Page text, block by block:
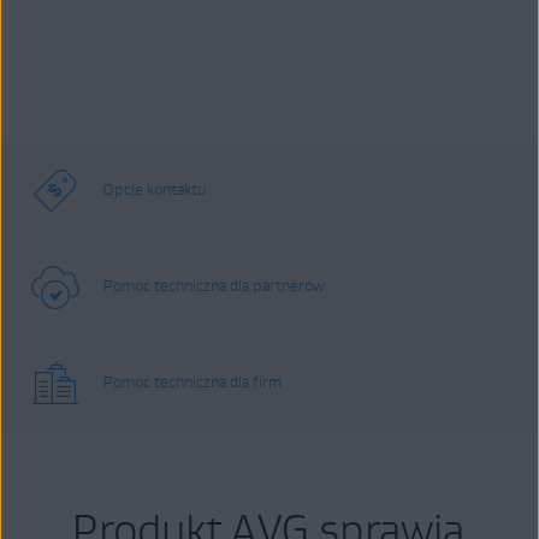
Opcje kontaktu
Pomoc techniczna dla partnerów
Pomoc techniczna dla firm